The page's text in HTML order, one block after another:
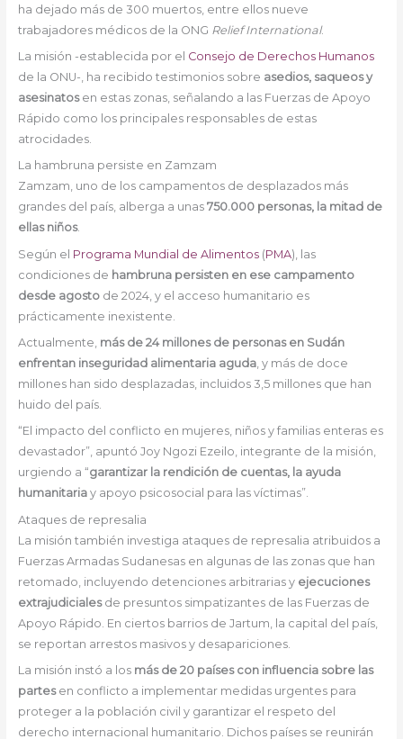
ha dejado más de 300 muertos, entre ellos nueve
trabajadores médicos de la ONG Relief International.
La misión -establecida por el Consejo de Derechos Humanos
de la ONU-, ha recibido testimonios sobre asedios, saqueos y
asesinatosen estas zonas, señalando a las Fuerzas de Apoyo
Rápido como los principales responsables de estas
atrocidades.
La hambruna persiste en Zamzam
Zamzam, uno de los campamentos de desplazados más
grandes del país, alberga a unas 750.000 personas, la mitad de
ellas niños.
Según el Programa Mundial de Alimentos(PMA), las
condiciones de hambruna persisten en ese campamento
desde agostode 2024, y el acceso humanitario es
prácticamente inexistente.
Actualmente, más de 24 millones de personas en Sudán
enfrentan inseguridad alimentaria aguda, y más de doce
millones han sido desplazadas, incluidos 3,5 millones que han
huido del país.
“El impacto del conflicto en mujeres, niños y familias enteras es
devastador”, apuntó Joy Ngozi Ezeilo, integrante de la misión,
urgiendo a “garantizar la rendición de cuentas, la ayuda
humanitariay apoyo psicosocial para las víctimas”.
Ataques de represalia
La misión también investiga ataques de represalia atribuidos a
Fuerzas Armadas Sudanesas en algunas de las zonas que han
retomado, incluyendo detenciones arbitrarias y ejecuciones
extrajudicialesde presuntos simpatizantes de las Fuerzas de
Apoyo Rápido. En ciertos barrios de Jartum, la capital del país,
se reportan arrestos masivos y desapariciones.
La misión instó a los más de 20 países con influencia sobre las
partesen conflicto a implementar medidas urgentes para
proteger a la población civil y garantizar el respeto del
derecho internacional humanitario. Dichos países se reunirán